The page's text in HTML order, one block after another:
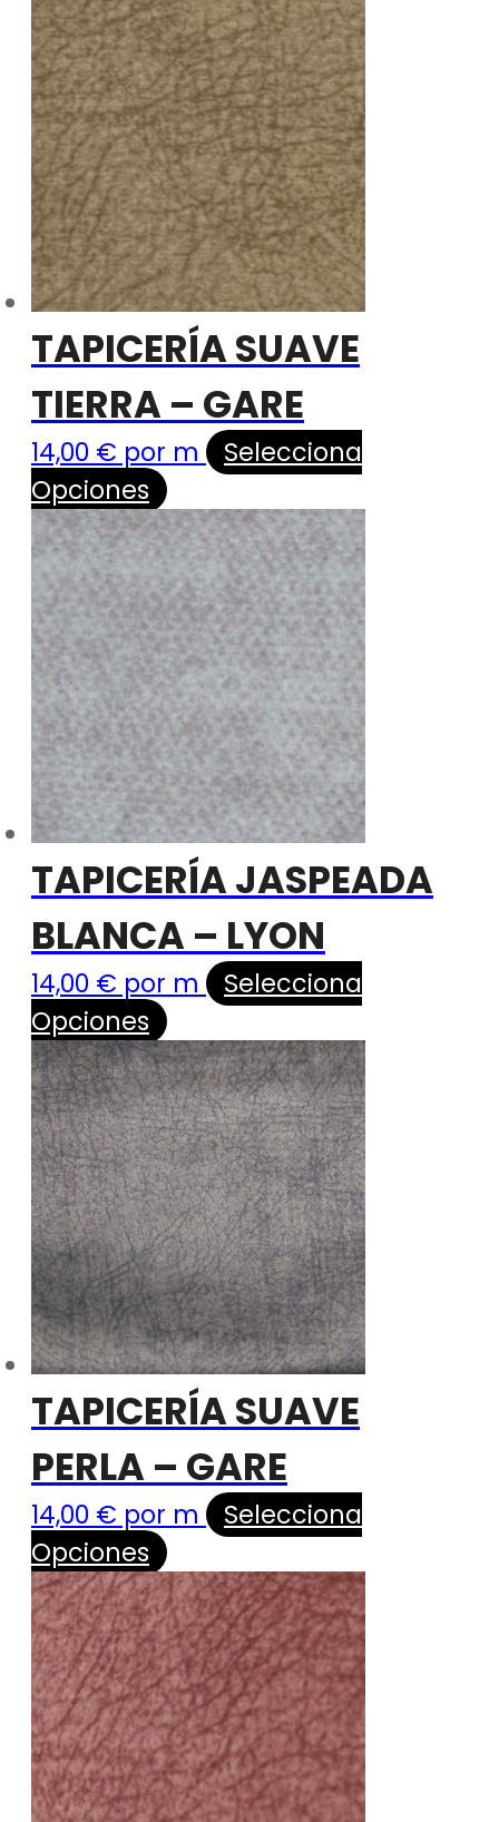
TAPICERÍA SUAVE
TIERRA – GARE
14,00 € por m
Selecciona
Opciones
TAPICERÍA JASPEADA
BLANCA – LYON
14,00 € por m
Selecciona
Opciones
TAPICERÍA SUAVE
PERLA – GARE
14,00 € por m
Selecciona
Opciones